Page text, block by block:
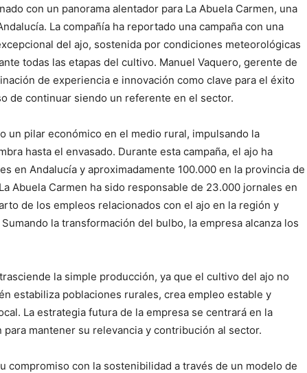
con un panorama alentador para La Abuela Carmen, una
La compañía ha reportado una campaña con una
del ajo, sostenida por condiciones meteorológicas
todas las etapas del cultivo. Manuel Vaquero, gerente de
de experiencia e innovación como clave para el éxito
de continuar siendo un referente en el sector.
un pilar económico en el medio rural, impulsando la
hasta el envasado. Durante esta campaña, el ajo ha
en Andalucía y aproximadamente 100.000 en la provincia de
Abuela Carmen ha sido responsable de 23.000 jornales en
de los empleos relacionados con el ajo en la región y
la transformación del bulbo, la empresa alcanza los
la simple producción, ya que el cultivo del ajo no
estabiliza poblaciones rurales, crea empleo estable y
La estrategia futura de la empresa se centrará en la
mantener su relevancia y contribución al sector.
compromiso con la sostenibilidad a través de un modelo de